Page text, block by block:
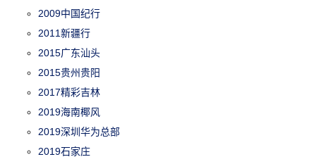
2009中国纪行
2011新疆行
2015广东汕头
2015贵州贵阳
2017精彩吉林
2019海南椰风
2019深圳华为总部
2019石家庄